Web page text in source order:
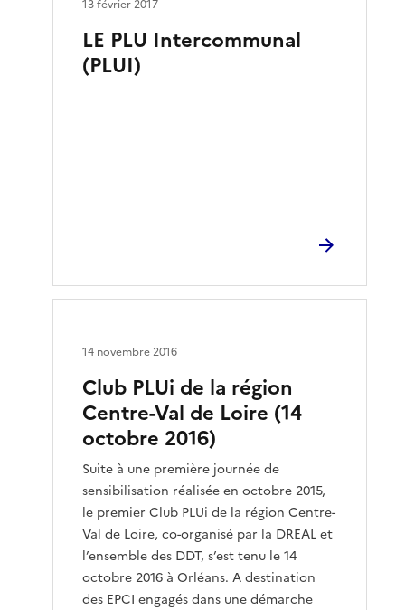
LE PLU Intercommunal
(PLUI)
13 février 2017
Club PLUi de la région
Centre-Val de Loire (14
octobre 2016)
Suite à une première journée de
sensibilisation réalisée en octobre 2015,
le premier Club PLUi de la région Centre-
Val de Loire, co-organisé par la DREAL et
l’ensemble des DDT, s’est tenu le 14
octobre 2016 à Orléans. A destination
des EPCI engagés dans une démarche
14 novembre 2016